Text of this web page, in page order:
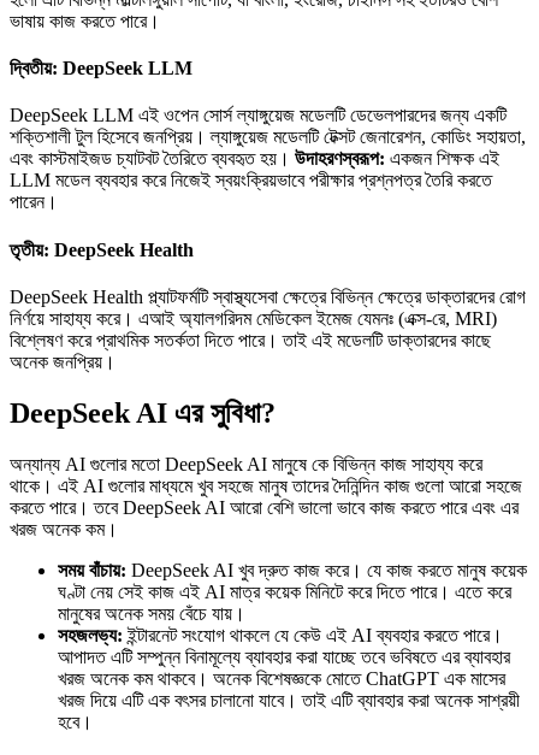
ভাষায় কাজ করতে পারে।
দ্বিতীয়: DeepSeek LLM
DeepSeek LLM এই ওপেন সোর্স ল্যাঙ্গুয়েজ মডেলটি ডেভেলপারদের জন্য একটি
শক্তিশালী টুল হিসেবে জনপ্রিয়। ল্যাঙ্গুয়েজ মডেলটি টেক্সট জেনারেশন, কোডিং সহায়তা,
এবং কাস্টমাইজড চ্যাটবট তৈরিতে ব্যবহৃত হয়। উদাহরণস্বরূপ: একজন শিক্ষক এই
LLM মডেল ব্যবহার করে নিজেই স্বয়ংক্রিয়ভাবে পরীক্ষার প্রশ্নপত্র তৈরি করতে
পারেন।
তৃতীয়: DeepSeek Health
DeepSeek Health প্ল্যাটফর্মটি স্বাস্থ্যসেবা ক্ষেত্রে বিভিন্ন ক্ষেত্রে ডাক্তারদের রোগ
নির্ণয়ে সাহায্য করে। এআই অ্যালগরিদম মেডিকেল ইমেজ যেমনঃ (এক্স-রে, MRI)
বিশ্লেষণ করে প্রাথমিক সতর্কতা দিতে পারে। তাই এই মডেলটি ডাক্তারদের কাছে
অনেক জনপ্রিয়।
DeepSeek AI এর সুবিধা?
অন্যান্য AI গুলোর মতো DeepSeek AI মানুষে কে বিভিন্ন কাজ সাহায্য করে
থাকে। এই AI গুলোর মাধ্যমে খুব সহজে মানুষ তাদের দৈনিন্দিন কাজ গুলো আরো সহজে
করতে পারে। তবে DeepSeek AI আরো বেশি ভালো ভাবে কাজ করতে পারে এবং এর
খরজ অনেক কম।
সময় বাঁচায়: DeepSeek AI খুব দ্রুত কাজ করে। যে কাজ করতে মানুষ কয়েক
ঘণ্টা নেয় সেই কাজ এই AI মাত্র কয়েক মিনিটে করে দিতে পারে। এতে করে
মানুষের অনেক সময় বেঁচে যায়।
সহজলভ্য: ইন্টারনেট সংযোগ থাকলে যে কেউ এই AI ব্যবহার করতে পারে।
আপাদত এটি সম্পুন্ন বিনামূল্যে ব্যাবহার করা যাচ্ছে তবে ভবিষতে এর ব্যাবহার
খরজ অনেক কম থাকবে। অনেক বিশেষজ্ঞকে মোতে ChatGPT এক মাসের
খরজ দিয়ে এটি এক বৎসর চালানো যাবে। তাই এটি ব্যাবহার করা অনেক সাশ্রয়ী
হবে।